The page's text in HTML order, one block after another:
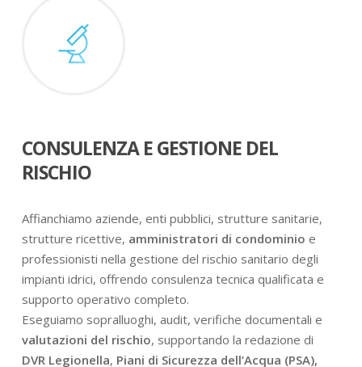
CONSULENZA E GESTIONE DEL
RISCHIO
Affianchiamo aziende, enti pubblici, strutture sanitarie,
strutture ricettive, amministratori di condominio e
professionisti nella gestione del rischio sanitario degli
impianti idrici, offrendo consulenza tecnica qualificata e
supporto operativo completo.
Eseguiamo sopralluoghi, audit, verifiche documentali e
valutazioni del rischio, supportando la redazione di
DVR Legionella, Piani di Sicurezza dell’Acqua (PSA),